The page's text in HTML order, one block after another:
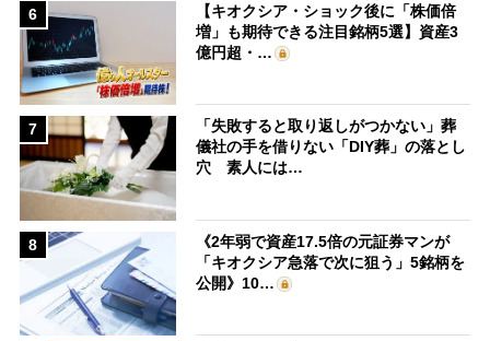
6
【キオクシア・ショック後に「株価倍
増」も期待できる注目銘柄5選】資産3
億円超・…
7
「失敗すると取り返しがつかない」葬
儀社の手を借りない「DIY葬」の落とし
穴 素人には…
8
《2年弱で資産17.5倍の元証券マンが
「キオクシア急落で次に狙う」5銘柄を
公開》10…